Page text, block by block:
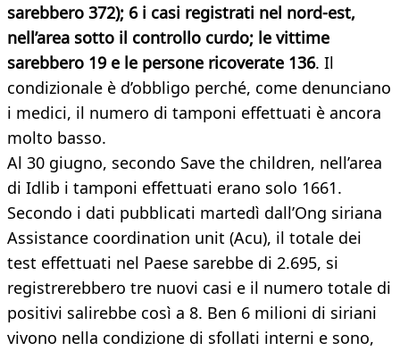
sarebbero 372); 6 i casi registrati nel nord-est,
nell’area sotto il controllo curdo; le vittime
sarebbero 19 e le persone ricoverate 136. Il
condizionale è d’obbligo perché, come denunciano
i medici, il numero di tamponi effettuati è ancora
molto basso.
Al 30 giugno, secondo Save the children, nell’area
di Idlib i tamponi effettuati erano solo 1661.
Secondo i dati pubblicati martedì dall’Ong siriana
Assistance coordination unit (Acu), il totale dei
test effettuati nel Paese sarebbe di 2.695, si
registrerebbero tre nuovi casi e il numero totale di
positivi salirebbe così a 8. Ben 6 milioni di siriani
vivono nella condizione di sfollati interni e sono,